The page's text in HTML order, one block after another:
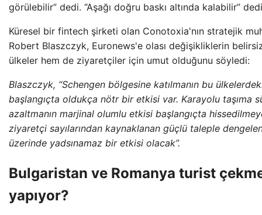
görülebilir” dedi. “Aşağı doğru baskı altında kalabilir”
Küresel bir fintech şirketi olan Conotoxia'nın stratejik
Robert Blaszczyk, Euronews'e olası değişikliklerin
ülkeler hem de ziyaretçiler için umut olduğunu söyledi:
Blaszczyk, “Schengen bölgesine katılmanın bu
başlangıçta oldukça nötr bir etkisi var. Karayolu taşıma
azaltmanın marjinal olumlu etkisi başlangıçta
ziyaretçi sayılarından kaynaklanan güçlü taleple
üzerinde yadsınamaz bir etkisi olacak”.
Bulgaristan ve Romanya turist
yapıyor?